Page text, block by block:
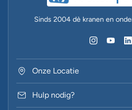
Sinds 2004 dè kranen en
Onze Locatie
Hulp nodig?